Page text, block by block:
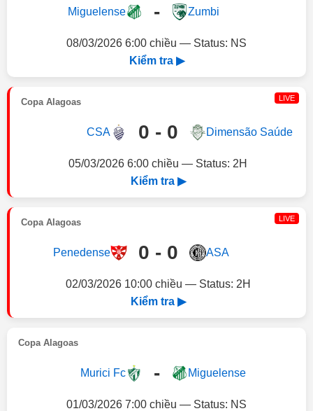
Miguelense - Zumbi
08/03/2026 6:00 chiều — Status: NS
Kiểm tra ▶
Copa Alagoas LIVE
CSA 0 - 0 Dimensão Saúde
05/03/2026 6:00 chiều — Status: 2H
Kiểm tra ▶
Copa Alagoas LIVE
Penedense 0 - 0 ASA
02/03/2026 10:00 chiều — Status: 2H
Kiểm tra ▶
Copa Alagoas
Murici Fc - Miguelense
01/03/2026 7:00 chiều — Status: NS